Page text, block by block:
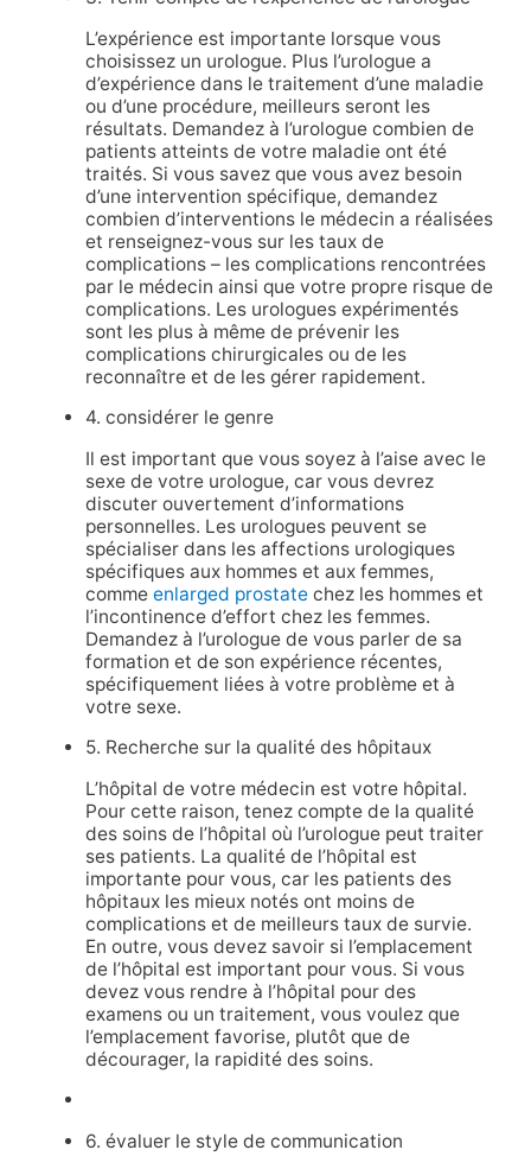
L’expérience est importante lorsque vous
choisissez un urologue. Plus l’urologue a
d’expérience dans le traitement d’une maladie
ou d’une procédure, meilleurs seront les
résultats. Demandez à l’urologue combien de
patients atteints de votre maladie ont été
traités. Si vous savez que vous avez besoin
d’une intervention spécifique, demandez
combien d’interventions le médecin a réalisées
et renseignez-vous sur les taux de
complications – les complications rencontrées
par le médecin ainsi que votre propre risque de
complications. Les urologues expérimentés
sont les plus à même de prévenir les
complications chirurgicales ou de les
reconnaître et de les gérer rapidement.
4. considérer le genre
Il est important que vous soyez à l’aise avec le
sexe de votre urologue, car vous devrez
discuter ouvertement d’informations
personnelles. Les urologues peuvent se
spécialiser dans les affections urologiques
spécifiques aux hommes et aux femmes,
comme enlarged prostatechez les hommes et
l’incontinence d’effort chez les femmes.
Demandez à l’urologue de vous parler de sa
formation et de son expérience récentes,
spécifiquement liées à votre problème et à
votre sexe.
5. Recherche sur la qualité des hôpitaux
L’hôpital de votre médecin est votre hôpital.
Pour cette raison, tenez compte de la qualité
des soins de l’hôpital où l’urologue peut traiter
ses patients. La qualité de l’hôpital est
importante pour vous, car les patients des
hôpitaux les mieux notés ont moins de
complications et de meilleurs taux de survie.
En outre, vous devez savoir si l’emplacement
de l’hôpital est important pour vous. Si vous
devez vous rendre à l’hôpital pour des
examens ou un traitement, vous voulez que
l’emplacement favorise, plutôt que de
décourager, la rapidité des soins.
6. évaluer le style de communication